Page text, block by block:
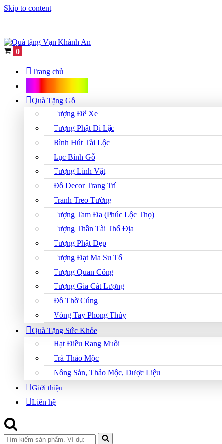
Skip to content
Cart
0
Trang chủ
Quà Tặng Gỗ
Tượng Để Xe
Tượng Phật Di Lặc
Bình Hút Tài Lộc
Lục Bình Gỗ
Tượng Linh Vật
Đồ Decor Trang Trí
Tranh Treo Tường
Tượng Tam Đa (Phúc Lộc Thọ)
Tượng Thần Tài Thổ Địa
Tượng Phật Đẹp
Tượng Đạt Ma Sư Tổ
Tượng Quan Công
Tượng Gia Cát Lượng
Đồ Thờ Cúng
Vòng Tay Phong Thủy
Quà Tặng Sức Khỏe
Hạt Điều Rang Muối
Trà Thảo Mộc
Nông Sản, Thảo Mộc, Dược Liệu
Giới thiệu
Liên hệ
Search